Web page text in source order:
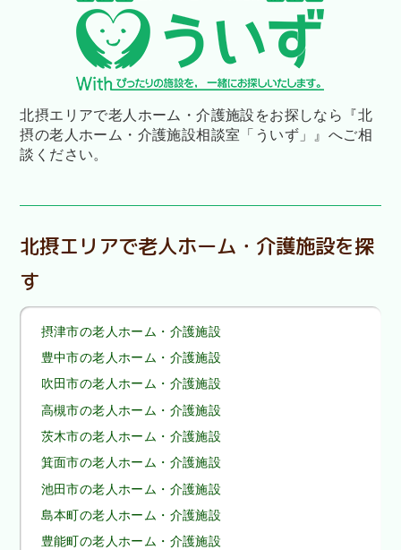
北摂エリアで老人ホーム・介護施設をお探しなら
『北
摂の老人ホーム・介護施設相談室「ういず」』へご相
談ください。
北摂エリアで老人ホーム・介護施設を探
す
摂津市の老人ホーム・介護施設
豊中市の老人ホーム・介護施設
吹田市の老人ホーム・介護施設
高槻市の老人ホーム・介護施設
茨木市の老人ホーム・介護施設
箕面市の老人ホーム・介護施設
池田市の老人ホーム・介護施設
島本町の老人ホーム・介護施設
豊能町の老人ホーム・介護施設